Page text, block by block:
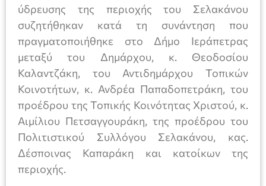
ύδρευσης της περιοχής του Σελακάνου
συζητήθηκαν κατά τη συνάντηση που
πραγματοποιήθηκε στο Δήμο Ιεράπετρας
μεταξύ του Δημάρχου, κ. Θεοδοσίου
Καλαντζάκη, του Αντιδημάρχου Τοπικών
Κοινοτήτων, κ. Ανδρέα Παπαδοπετράκη, του
προέδρου της Τοπικής Κοινότητας Χριστού, κ.
Αιμίλιου Πετσαγγουράκη, της προέδρου του
Πολιτιστικού Συλλόγου Σελακάνου, κας.
Δέσποινας Καπαράκη και κατοίκων της
περιοχής.